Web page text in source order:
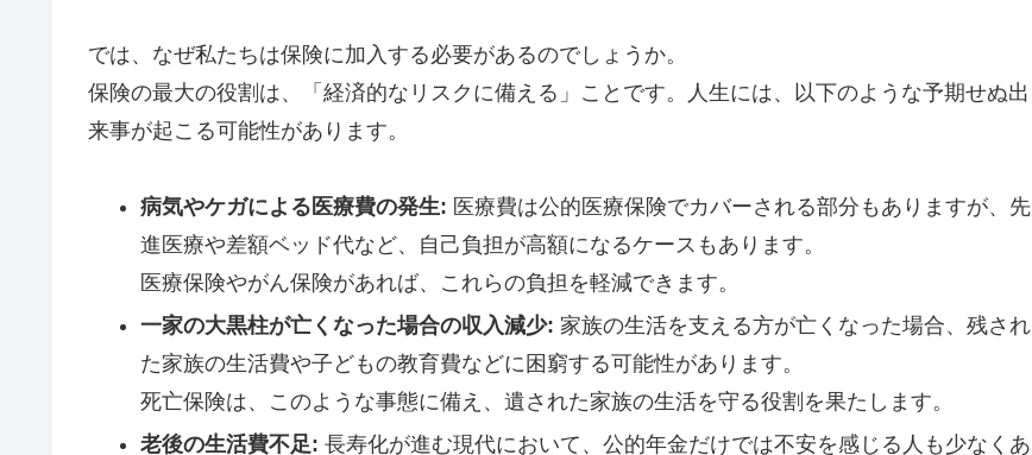
では、なぜ私たちは保険に加入する必要があるのでしょうか。
保険の最大の役割は、「経済的なリスクに備える」ことです。人生には、以下のような予期せぬ出
来事が起こる可能性があります。
病気やケガによる医療費の発生: 医療費は公的医療保険でカバーされる部分もありますが、先
進医療や差額ベッド代など、自己負担が高額になるケースもあります。
医療保険やがん保険があれば、これらの負担を軽減できます。
一家の大黒柱が亡くなった場合の収入減少: 家族の生活を支える方が亡くなった場合、残され
た家族の生活費や子どもの教育費などに困窮する可能性があります。
死亡保険は、このような事態に備え、遺された家族の生活を守る役割を果たします。
老後の生活費不足: 長寿化が進む現代において、公的年金だけでは不安を感じる人も少なくあ